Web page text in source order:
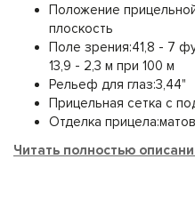
Положение
плоскость
Поле зрения:41,8 - 7
13,9 - 2,3 м при 100 м
Рельеф для глаз:3,44"
Прицельная сетка с
Отделка прицела:
Читать полностью